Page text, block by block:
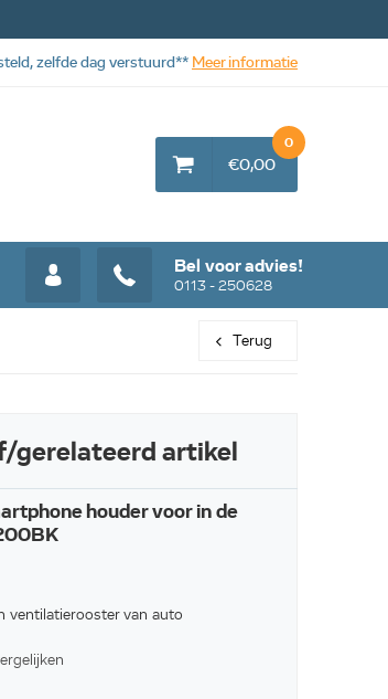
Bel voor advies!
0113 - 250628
€0,00
0
zelfde dag verstuurd** Meer informatie
Terug
gerelateerd artikel
houder voor in de
ventilatierooster van auto